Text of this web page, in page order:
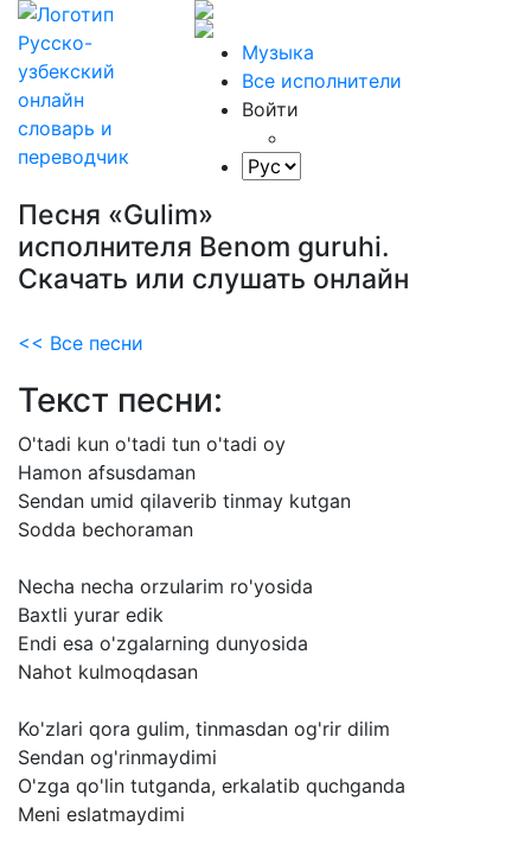
Музыка
Все исполнители
Войти
Песня «Gulim»
исполнителя Benom guruhi.
Скачать или слушать онлайн
<< Все песни
Текст песни:
O'tadi kun o'tadi tun o'tadi oy
Hamon afsusdaman
Sendan umid qilaverib tinmay kutgan
Sodda bechoraman
Necha necha orzularim ro'yosida
Baxtli yurar edik
Endi esa o'zgalarning dunyosida
Nahot kulmoqdasan
Ko'zlari qora gulim, tinmasdan og'rir dilim
Sendan og'rinmaydimi
O'zga qo'lin tutganda, erkalatib quchganda
Meni eslatmaydimi